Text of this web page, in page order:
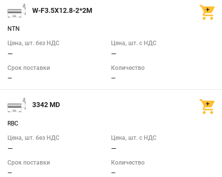
W-F3.5X12.8-2*2M
NTN
Цена, шт. без НДС
—
Цена, шт. с НДС
—
Срок поставки
—
Количество
—
3342 MD
RBC
Цена, шт. без НДС
—
Цена, шт. с НДС
—
Срок поставки
—
Количество
—